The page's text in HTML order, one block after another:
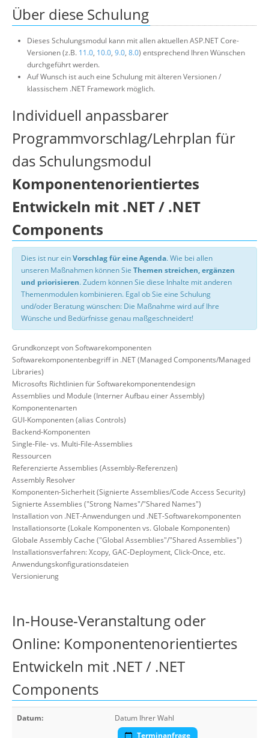
Über diese Schulung
Dieses Schulungsmodul kann mit allen aktuellen ASP.NET Core-
Versionen (z.B. 11.0, 10.0, 9.0, 8.0) entsprechend Ihren Wünschen
durchgeführt werden.
Auf Wunsch ist auch eine Schulung mit älteren Versionen /
klassischem .NET Framework möglich.
Individuell anpassbarer
Programmvorschlag/Lehrplan für
das Schulungsmodul
Komponentenorientiertes
Entwickeln mit .NET / .NET
Components
Dies ist nur einVorschlag für eine Agenda. Wie bei allen
unseren Maßnahmen können Sie Themen streichen, ergänzen
und priorisieren. Zudem können Sie diese Inhalte mit anderen
Themenmodulen kombinieren. Egal ob Sie eine Schulung
und/oder Beratung wünschen: Die Maßnahme wird auf Ihre
Wünsche und Bedürfnisse genau maßgeschneidert!
Grundkonzept von Softwarekomponenten
Softwarekomponentenbegriff in .NET (Managed Components/Managed
Libraries)
Microsofts Richtlinien für Softwarekomponentendesign
Assemblies und Module (Interner Aufbau einer Assembly)
Komponentenarten
GUI-Komponenten (alias Controls)
Backend-Komponenten
Single-File- vs. Multi-File-Assemblies
Ressourcen
Referenzierte Assemblies (Assembly-Referenzen)
Assembly Resolver
Komponenten-Sicherheit (Signierte Assemblies/Code Access Security)
Signierte Assemblies ("Strong Names"/"Shared Names")
Installation von .NET-Anwendungen und .NET-Softwarekomponenten
Installationsorte (Lokale Komponenten vs. Globale Komponenten)
Globale Assembly Cache ("Global Assemblies"/"Shared Assemblies")
Installationsverfahren: Xcopy, GAC-Deployment, Click-Once, etc.
Anwendungskonfigurationsdateien
Versionierung
In-House-Veranstaltung oder
Online: Komponentenorientiertes
Entwickeln mit .NET / .NET
Components
Datum:
Datum Ihrer Wahl
Terminanfrage